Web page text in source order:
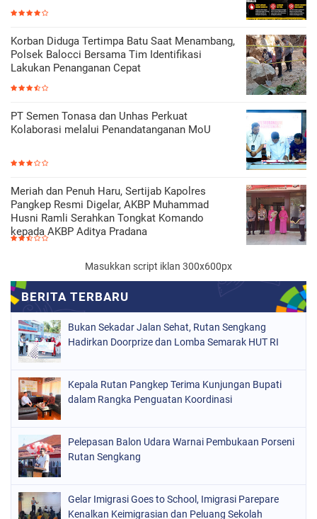
Korban Diduga Tertimpa Batu Saat Menambang,
Polsek Balocci Bersama Tim Identifikasi
Lakukan Penanganan Cepat
PT Semen Tonasa dan Unhas Perkuat
Kolaborasi melalui Penandatanganan MoU
Meriah dan Penuh Haru, Sertijab Kapolres
Pangkep Resmi Digelar, AKBP Muhammad
Husni Ramli Serahkan Tongkat Komando
kepada AKBP Aditya Pradana
Masukkan script iklan 300x600px
Bukan Sekadar Jalan Sehat, Rutan Sengkang
Hadirkan Doorprize dan Lomba Semarak HUT RI
Kepala Rutan Pangkep Terima Kunjungan Bupati
dalam Rangka Penguatan Koordinasi
Pelepasan Balon Udara Warnai Pembukaan Porseni
Rutan Sengkang
Gelar Imigrasi Goes to School, Imigrasi Parepare
Kenalkan Keimigrasian dan Peluang Sekolah